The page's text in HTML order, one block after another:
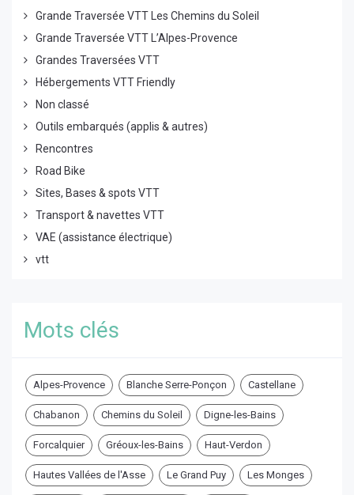
Grande Traversée VTT Les Chemins du Soleil
Grande Traversée VTT L’Alpes-Provence
Grandes Traversées VTT
Hébergements VTT Friendly
Non classé
Outils embarqués (applis & autres)
Rencontres
Road Bike
Sites, Bases & spots VTT
Transport & navettes VTT
VAE (assistance électrique)
vtt
Mots clés
Alpes-Provence Blanche Serre-Ponçon Castellane
Chabanon Chemins du Soleil Digne-les-Bains
Forcalquier Gréoux-les-Bains Haut-Verdon
Hautes Vallées de l'Asse Le Grand Puy Les Monges